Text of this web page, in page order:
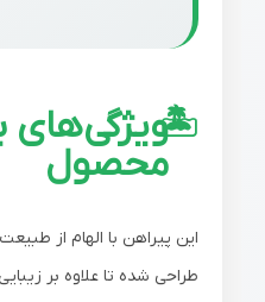
ویژگی‌های
محصول
این پیراهن با الهام از
طراحی شده تا علاوه بر